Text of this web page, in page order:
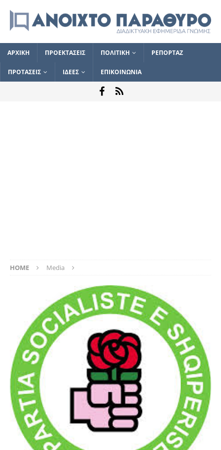
ΑΡΧΙΚΗ ΠΡΟΕΚΤΑΣΕΙΣ ΠΟΛΙΤΙΚΗ ΡΕΠΟΡΤΑΖ
ΠΡΟΤΑΣΕΙΣ ΙΔΕΕΣ ΕΠΙΚΟΙΝΩΝΙΑ
HOME Media